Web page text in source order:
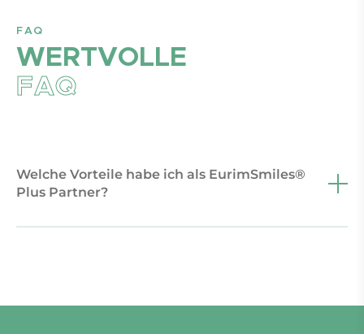
FAQ
WERTVOLLE
FAQ
Welche Vorteile habe ich als EurimSmiles®
Plus Partner?